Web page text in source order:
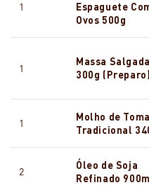
1
Espaguete
Ovos 500g
1
Massa Salgada
300g (Preparo)
1
Molho de
Tradicional
2
Óleo de Soja
Refinado